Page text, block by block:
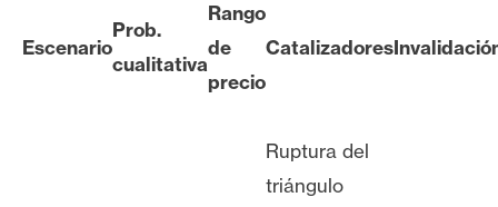
Escenario
Prob.
cualitativa
Rango
de
precio
Catalizadores
Ruptura del
triángulo